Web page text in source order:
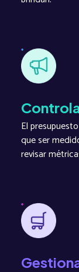
El
que ser
revisar